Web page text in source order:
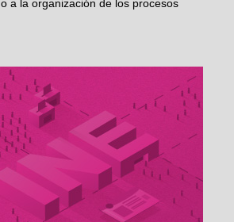
a la organización de los procesos